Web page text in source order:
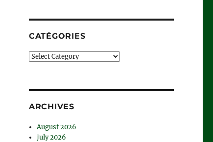
CATÉGORIES
Catégories
ARCHIVES
August 2026
July 2026